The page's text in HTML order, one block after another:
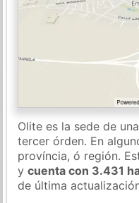
Olite es la sede de
tercer órden. En
província, ó región.
ycuenta con 3.431
de última